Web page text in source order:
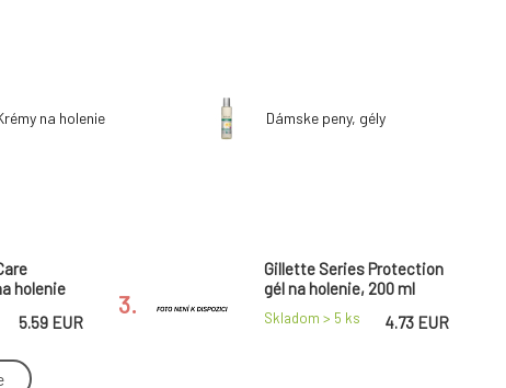
na holenie Dámske peny, gély
holenie
5.59 EUR
3.
Gillette Series Protection
gél na holenie, 200 ml
Skladom > 5 ks 4.73 EUR